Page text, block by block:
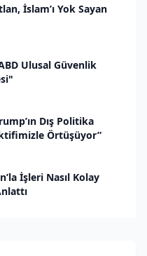
İslam’ı Yok Sayan
Ulusal Güvenlik
Dış Politika
Örtüşüyor”
İşleri Nasıl Kolay